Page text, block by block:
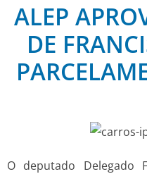
ALEP
DE
O deputado Delegado